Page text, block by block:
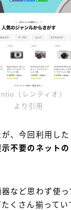
（レンティオ）
より引用
、今回利用した
不要のネット
など思わず使っ
くさん揃ってい